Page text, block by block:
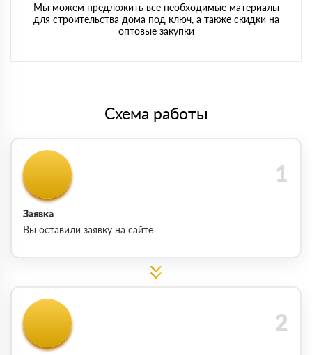
Мы можем предложить все необходимые материалы
для строительства дома под ключ, а также скидки на
оптовые закупки
Схема работы
Заявка
Вы оставили заявку на сайте